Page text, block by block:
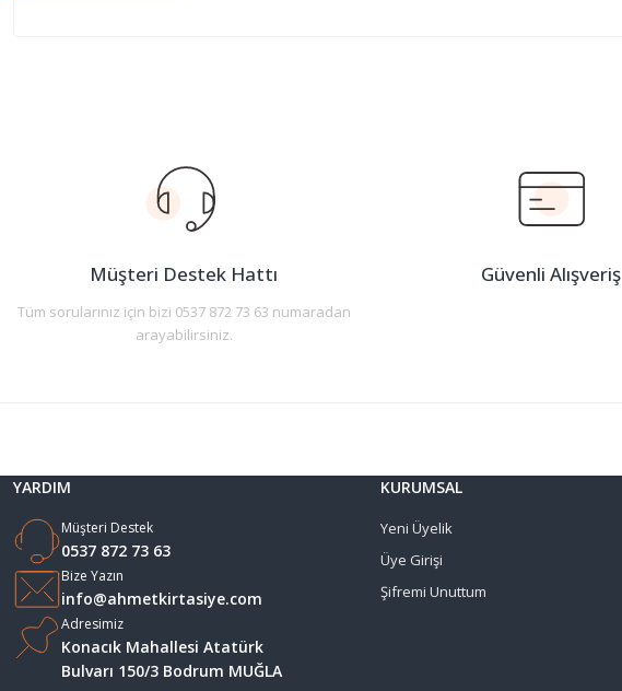
Ürün açıklamasında eksik bilgiler bulunuyor.
Ürün bilgilerinde hatalar bulunuyor.
Bu ürüne benzer farklı alternatifler olmalı.
Müşteri Destek Hattı
Tüm sorularınız için bizi 0537 872 73 63 numaradan
arayabilirsiniz.
Güvenli Alışveriş
YARDIM
Müşteri Destek
0537 872 73 63
Bize Yazın
info@ahmetkirtasiye.com
Adresimiz
Konacık Mahallesi Atatürk
Bulvarı 150/3 Bodrum MUĞLA
KURUMSAL
Yeni Üyelik
Üye Girişi
Şifremi Unuttum